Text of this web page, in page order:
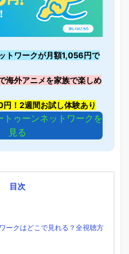
トワークが月額1,056円で
海外アニメを家族で楽しめ
！2週間お試し体験あり
トゥーンネットワークを
見る
目次
ークはどこで見れる？全視聴方